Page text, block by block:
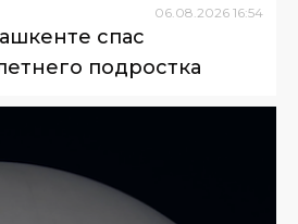
06.08.2026 16:54
спас
подростка